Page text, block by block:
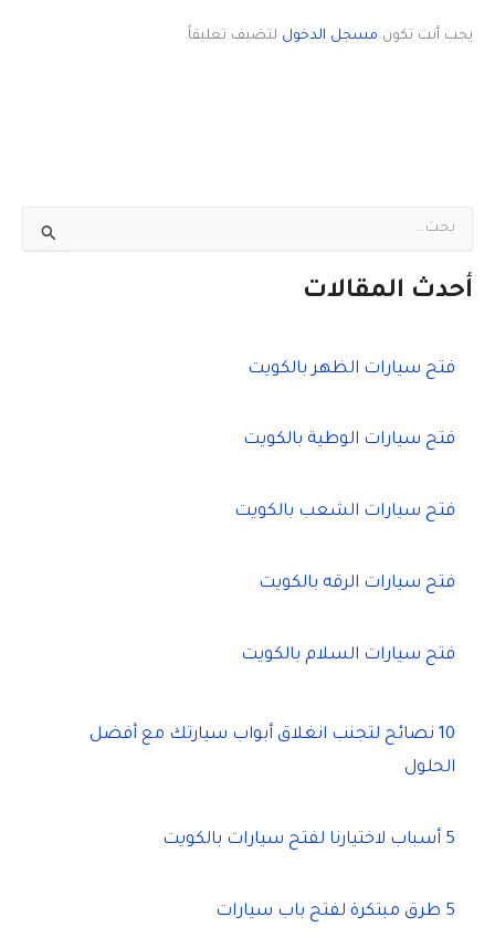
يجب أنت تكون مسجل الدخول لتضيف تعليقاً.
حأحدث المقالات
فتح سيارات الظهر بالكويت
فتح سيارات الوطية بالكويت
فتح سيارات الشعب بالكويت
فتح سيارات الرقه بالكويت
فتح سيارات السلام بالكويت
10 نصائح لتجنب انغلاق أبواب سيارتك مع أفضل
الحلول
5 أسباب لاختيارنا لفتح سيارات بالكويت
5 طرق مبتكرة لفتح باب سيارات